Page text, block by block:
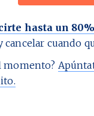
hasta un
cancelar cuando
momento?